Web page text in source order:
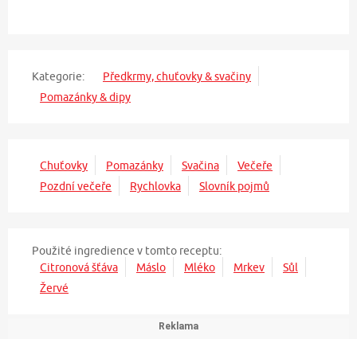
Kategorie:
Předkrmy, chuťovky & svačiny
Pomazánky & dipy
Chuťovky Pomazánky Svačina
Večeře
Pozdní večeře
Rychlovka Slovník pojmů
Použité ingredience v tomto receptu:
Citronová šťáva
Máslo Mléko Mrkev
Sůl
Žervé